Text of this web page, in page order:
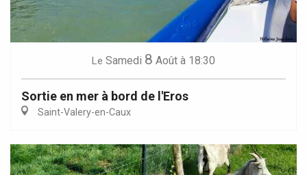
Le Samedi 8 Août à 18:30
Sortie en mer à bord de l'Eros
Saint-Valery-en-Caux